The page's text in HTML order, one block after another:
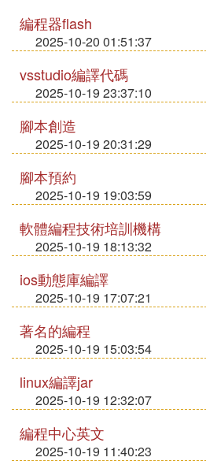
編程器flash
2025-10-20 01:51:37
vsstudio編譯代碼
2025-10-19 23:37:10
腳本創造
2025-10-19 20:31:29
腳本預約
2025-10-19 19:03:59
軟體編程技術培訓機構
2025-10-19 18:13:32
ios動態庫編譯
2025-10-19 17:07:21
著名的編程
2025-10-19 15:03:54
linux編譯jar
2025-10-19 12:32:07
編程中心英文
2025-10-19 11:40:23